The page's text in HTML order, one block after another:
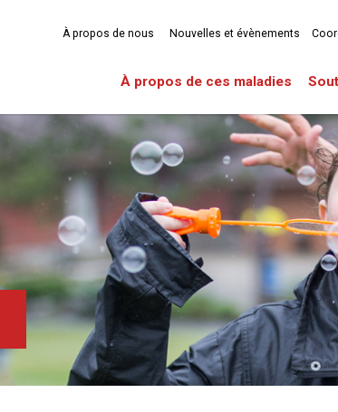
À propos de ces maladies
À propos de nous Nouvelles et évènements